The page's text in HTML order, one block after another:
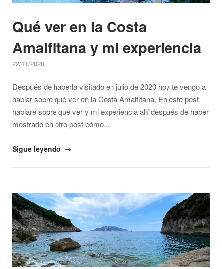
Qué ver en la Costa
Amalfitana y mi experiencia
22/11/2020
Después de haberla visitado en julio de 2020 hoy te vengo a
hablar sobre qué ver en la Costa Amalfitana. En este post
hablaré sobre qué ver y mi experiencia allí después de haber
mostrado en otro post cómo...
"Qué
Costa
Amalfitana
y
mi
experiencia"
Sigue leyendo
Open post